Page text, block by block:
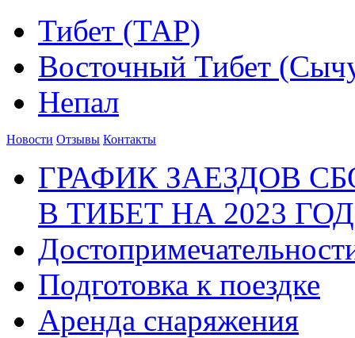
Тибет (ТАР)
Восточный Тибет
Непал
Новости Отзывы Контакты
ГРАФИК ЗАЕЗДОВ
В ТИБЕТ НА 2023 ГОД
Подготовка к поездке
Аренда снаряжения